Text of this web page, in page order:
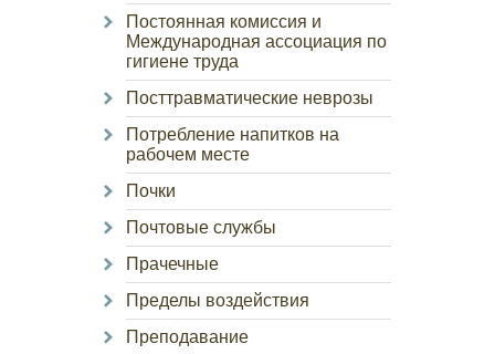
Постоянная комиссия и
Международная ассоциация по
гигиене труда
Посттравматические неврозы
Потребление напитков на
рабочем месте
Почки
Почтовые службы
Прачечные
Пределы воздействия
Преподавание